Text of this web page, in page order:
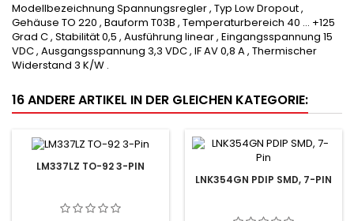
Modellbezeichnung Spannungsregler , Typ Low Dropout ,
Gehäuse TO 220 , Bauform T03B , Temperaturbereich 40 ... +125
Grad C , Stabilität 0,5 , Ausführung linear , Eingangsspannung 15
VDC , Ausgangsspannung 3,3 VDC , IF AV 0,8 A , Thermischer
Widerstand 3 K/W .
16 ANDERE ARTIKEL IN DER GLEICHEN KATEGORIE:
LM337LZ TO-92 3-PIN
LNK354GN PDIP SMD, 7-PIN